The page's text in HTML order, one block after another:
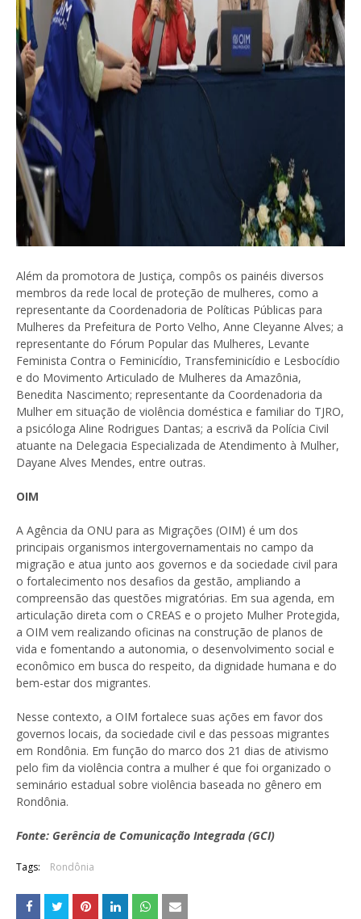
Além da promotora de Justiça, compôs os painéis diversos
membros da rede local de proteção de mulheres, como a
representante da Coordenadoria de Políticas Públicas para
Mulheres da Prefeitura de Porto Velho, Anne Cleyanne Alves; a
representante do Fórum Popular das Mulheres, Levante
Feminista Contra o Feminicídio, Transfeminicídio e Lesbocídio
e do Movimento Articulado de Mulheres da Amazônia,
Benedita Nascimento; representante da Coordenadoria da
Mulher em situação de violência doméstica e familiar do TJRO,
a psicóloga Aline Rodrigues Dantas; a escrivã da Polícia Civil
atuante na Delegacia Especializada de Atendimento à Mulher,
Dayane Alves Mendes, entre outras.
OIM
A Agência da ONU para as Migrações (OIM) é um dos
principais organismos intergovernamentais no campo da
migração e atua junto aos governos e da sociedade civil para
o fortalecimento nos desafios da gestão, ampliando a
compreensão das questões migratórias. Em sua agenda, em
articulação direta com o CREAS e o projeto Mulher Protegida,
a OIM vem realizando oficinas na construção de planos de
vida e fomentando a autonomia, o desenvolvimento social e
econômico em busca do respeito, da dignidade humana e do
bem-estar dos migrantes.
Nesse contexto, a OIM fortalece suas ações em favor dos
governos locais, da sociedade civil e das pessoas migrantes
em Rondônia. Em função do marco dos 21 dias de ativismo
pelo fim da violência contra a mulher é que foi organizado o
seminário estadual sobre violência baseada no gênero em
Rondônia.
Fonte: Gerência de Comunicação Integrada (GCI)
Tags: Rondônia